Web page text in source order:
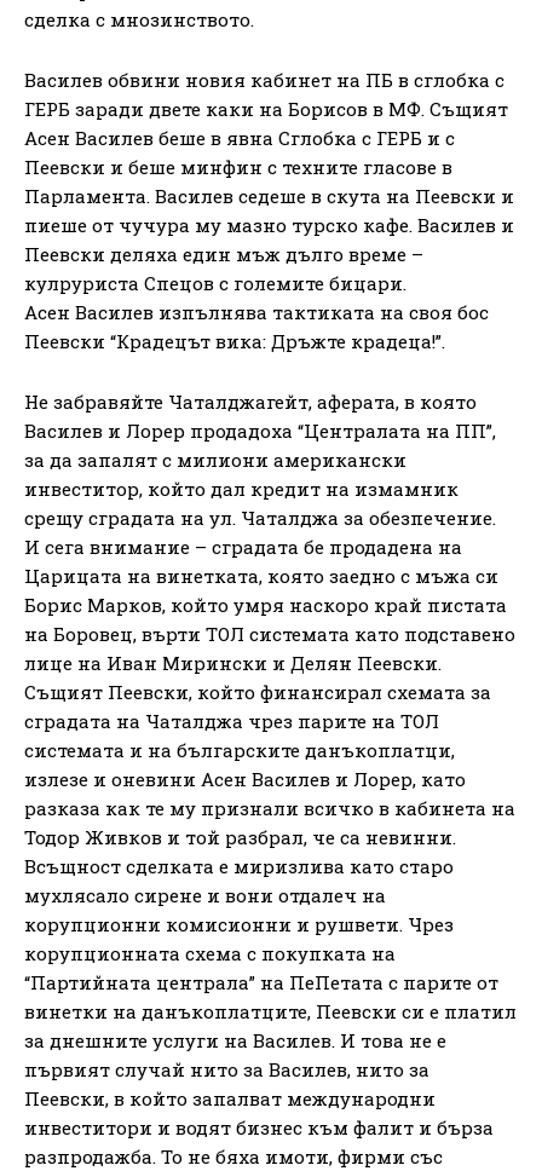
сделка с мнозинството.
Василев обвини новия кабинет на ПБ в сглобка с
ГЕРБ заради двете каки на Борисов в МФ. Същият
Асен Василев беше в явна Сглобка с ГЕРБ и с
Пеевски и беше минфин с техните гласове в
Парламента. Василев седеше в скута на Пеевски и
пиеше от чучура му мазно турско кафе. Василев и
Пеевски деляха един мъж дълго време –
кулруриста Спецов с големите бицари.
Асен Василев изпълнява тактиката на своя бос
Пеевски “Крадецът вика: Дръжте крадеца!”.
Не забравяйте Чаталджагейт, аферата, в която
Василев и Лорер продадоха “Централата на ПП”,
за да запалят с милиони американски
инвеститор, който дал кредит на измамник
срещу сградата на ул. Чаталджа за обезпечение.
И сега внимание – сградата бе продадена на
Царицата на винетката, която заедно с мъжа си
Борис Марков, който умря наскоро край пистата
на Боровец, върти ТОЛ системата като подставено
лице на Иван Мирински и Делян Пеевски.
Същият Пеевски, който финансирал схемата за
сградата на Чаталджа чрез парите на ТОЛ
системата и на българските данъкоплатци,
излезе и оневини Асен Василев и Лорер, като
разказа как те му признали всичко в кабинета на
Тодор Живков и той разбрал, че са невинни.
Всъщност сделката е миризлива като старо
мухлясало сирене и вони отдалеч на
корупционни комисионни и рушвети. Чрез
корупционната схема с покупката на
“Партийната централа” на ПеПетата с парите от
винетки на данъкоплатците, Пеевски си е платил
за днешните услуги на Василев. И това не е
първият случай нито за Василев, нито за
Пеевски, в който запалват международни
инвеститори и водят бизнес към фалит и бърза
разпродажба. То не бяха имоти, фирми със